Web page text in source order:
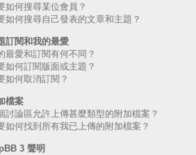
如何搜尋某位會員？
如何搜尋自己發表的文章和主題？
訂閱和我的最愛
最愛和訂閱有何不同？
如何訂閱版面或主題？
如何取消訂閱？
檔案
討論區允許上傳甚麼類型的附加檔案？
如何找到所有我已上傳的附加檔案？
3 聲明